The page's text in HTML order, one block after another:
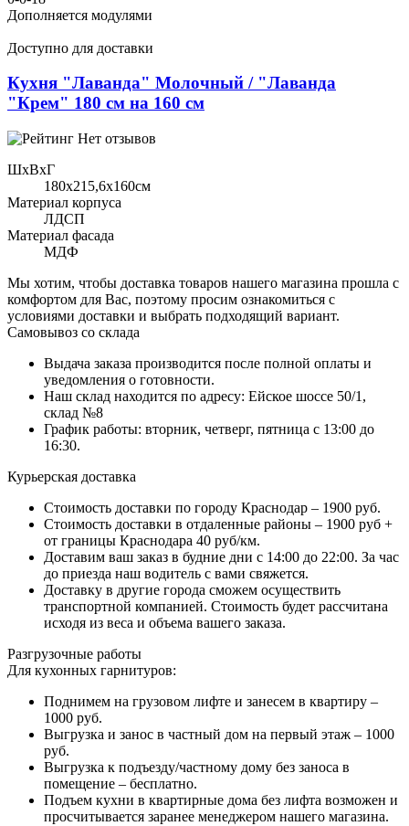
Дополняется модулями
Доступно для доставки
Кухня "Лаванда" Молочный / "Лаванда
"Крем" 180 см на 160 см
Нет отзывов
ШхВхГ
180x215,6х160см
Материал корпуса
ЛДСП
Материал фасада
МДФ
Мы хотим, чтобы доставка товаров нашего магазина прошла с
комфортом для Вас, поэтому просим ознакомиться с
условиями доставки и выбрать подходящий вариант.
Самовывоз со склада
Выдача заказа производится после полной оплаты и
уведомления о готовности.
Наш склад находится по адресу: Ейское шоссе 50/1,
склад №8
График работы: вторник, четверг, пятница с 13:00 до
16:30.
Курьерская доставка
Стоимость доставки по городу Краснодар – 1900 руб.
Стоимость доставки в отдаленные районы – 1900 руб +
от границы Краснодара 40 руб/км.
Доставим ваш заказ в будние дни с 14:00 до 22:00. За час
до приезда наш водитель с вами свяжется.
Доставку в другие города сможем осуществить
транспортной компанией. Стоимость будет рассчитана
исходя из веса и объема вашего заказа.
Разгрузочные работы
Для кухонных гарнитуров:
Поднимем на грузовом лифте и занесем в квартиру –
1000 руб.
Выгрузка и занос в частный дом на первый этаж – 1000
руб.
Выгрузка к подъезду/частному дому без заноса в
помещение – бесплатно.
Подъем кухни в квартирные дома без лифта возможен и
просчитывается заранее менеджером нашего магазина.